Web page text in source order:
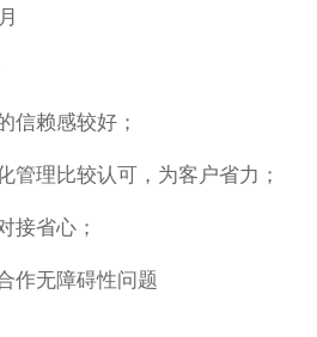
信赖感较好；
管理比较认可，为客户省力；
接省心；
作无障碍性问题